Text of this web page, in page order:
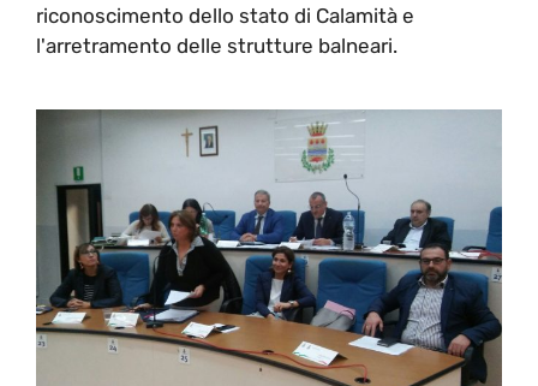
riconoscimento dello stato di Calamità e
l'arretramento delle strutture balneari.